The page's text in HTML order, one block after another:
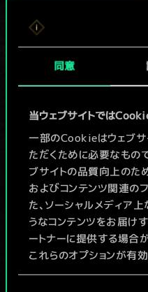
同意
当ウェブサイトでは
一部のCookieはウェブ
ただくために必要なもの
ブサイトの品質向上のた
およびコンテンツ関連の
た、ソーシャルメディア
うなコンテンツをお届け
ートナーに提供する場合
これらのオプションが有
現在は
か共有
りま
続々
デッキ名入
デッ